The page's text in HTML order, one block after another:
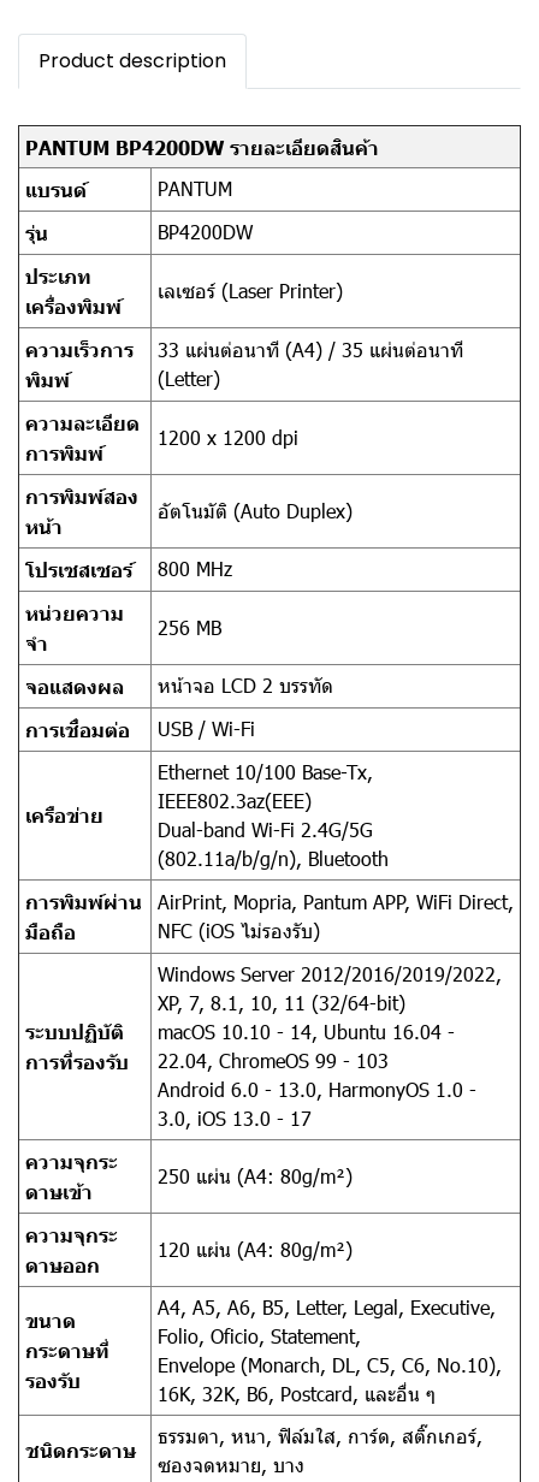
Product description
PANTUM BP4200DW รายละเอียดสินค้า
แบรนด์
PANTUM
รุ่น BP4200DW
ประเภท
เครื่องพิมพ์
เลเซอร์ (Laser Printer)
ความเร็วการ
พิมพ์
33 แผ่นต่อนาที (A4) / 35 แผ่นต่อนาที
(Letter)
ความละเอียด
การพิมพ์
1200 x 1200 dpi
การพิมพ์สอง
หน้า
อัตโนมัติ (Auto Duplex)
โปรเซสเซอร์ 800 MHz
หน่วยความ
จำ
256 MB
จอแสดงผล หน้าจอ LCD 2 บรรทัด
การเชื่อมต่อ USB / Wi-Fi
เครือข่าย
Ethernet 10/100 Base-Tx,
IEEE802.3az(EEE)
Dual-band Wi-Fi 2.4G/5G
(802.11a/b/g/n), Bluetooth
การพิมพ์ผ่าน
มือถือ
AirPrint, Mopria, Pantum APP, WiFi Direct,
NFC (iOS ไม่รองรับ)
ระบบปฏิบัติ
การที่รองรับ
Windows Server 2012/2016/2019/2022,
XP, 7, 8.1, 10, 11 (32/64-bit)
macOS 10.10 - 14, Ubuntu 16.04 -
22.04, ChromeOS 99 - 103
Android 6.0 - 13.0, HarmonyOS 1.0 -
3.0, iOS 13.0 - 17
ความจุกระ
ดาษเข้า
250 แผ่น (A4: 80g/m²)
ความจุกระ
ดาษออก
120 แผ่น (A4: 80g/m²)
ขนาด
กระดาษที่
รองรับ
A4, A5, A6, B5, Letter, Legal, Executive,
Folio, Oficio, Statement,
Envelope (Monarch, DL, C5, C6, No.10),
16K, 32K, B6, Postcard, และอื่น ๆ
ชนิดกระดาษ
ธรรมดา, หนา, ฟิล์มใส, การ์ด, สติ๊กเกอร์,
ซองจดหมาย, บาง